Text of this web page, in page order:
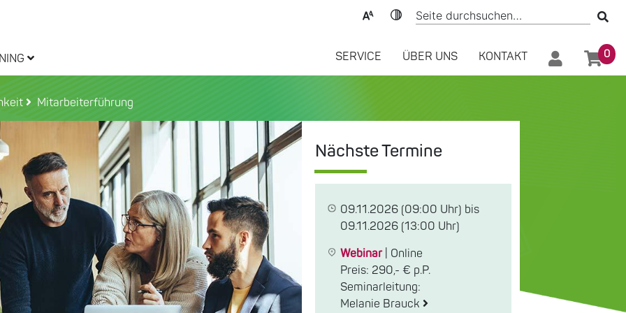
SERVICE ÜBER UNS KONTAKT 0
Mitarbeiterführung
Nächste Termine
09.11.2026 (09:00 Uhr) bis
09.11.2026 (13:00 Uhr)
Webinar
Online
Preis: 290,- € p.P.
Seminarleitung:
Melanie Brauck